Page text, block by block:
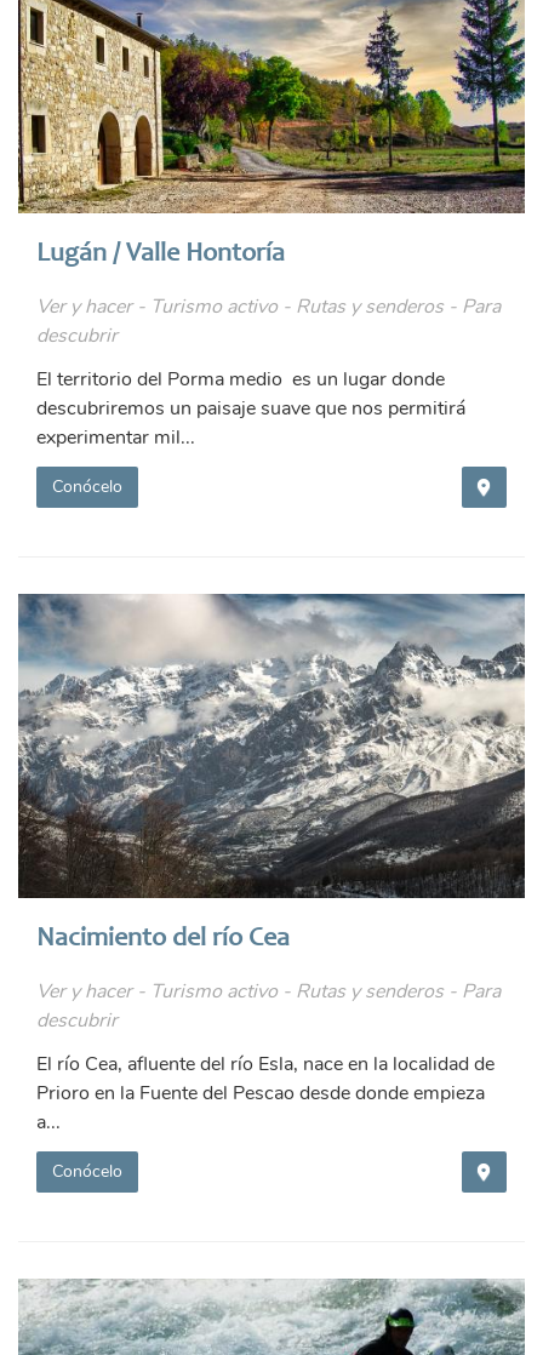
Lugán / Valle Hontoría
Ver y hacer - Turismo activo - Rutas y senderos - Para
descubrir
El territorio del Porma medio es un lugar donde
descubriremos un paisaje suave que nos permitirá
experimentar mil...
Conócelo
Nacimiento del río Cea
Ver y hacer - Turismo activo - Rutas y senderos - Para
descubrir
El río Cea, afluente del río Esla, nace en la localidad de
Prioro en la Fuente del Pescao desde donde empieza
a...
Conócelo